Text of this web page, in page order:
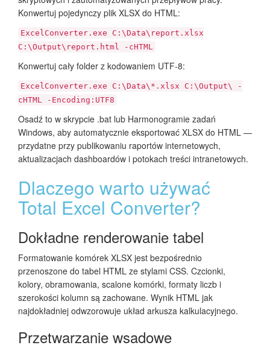
Konwertuj pojedynczy plik XLSX do HTML:
ExcelConverter.exe C:\Data\report.xlsx
C:\Output\report.html -cHTML
Konwertuj cały folder z kodowaniem UTF-8:
ExcelConverter.exe C:\Data\*.xlsx C:\Output\ -
cHTML -Encoding:UTF8
Osadź to w skrypcie .bat lub Harmonogramie zadań
Windows, aby automatycznie eksportować XLSX do HTML —
przydatne przy publikowaniu raportów internetowych,
aktualizacjach dashboardów i potokach treści intranetowych.
Dlaczego warto używać
Total Excel Converter?
Dokładne renderowanie tabel
Formatowanie komórek XLSX jest bezpośrednio
przenoszone do tabel HTML ze stylami CSS. Czcionki,
kolory, obramowania, scalone komórki, formaty liczb i
szerokości kolumn są zachowane. Wynik HTML jak
najdokładniej odwzorowuje układ arkusza kalkulacyjnego.
Przetwarzanie wsadowe